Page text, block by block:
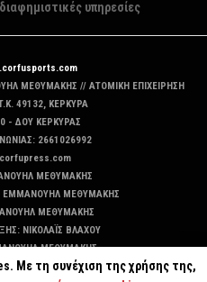
υπηρεσίες
ΜΕΘΥΜΑΚΗΣ // ΑΤΟΜΙΚΗ ΕΠΙΧΕΙΡΗΣΗ
49132, ΚΕΡΚΥΡΑ
- ΔΟΥ ΚΕΡΚΥΡΑΣ
2661026992
ΜΕΘΥΜΑΚΗΣ
ΜΕΘΥΜΑΚΗΣ
ΜΕΘΥΜΑΚΗΣ
ΝΙΚΟΛΑΪΣ ΒΛΑΧΟΥ
ΜΕΘΥΜΑΚΗΣ
ΕΜΜΑΝΟΥΗΛ ΜΕΘΥΜΑΚΗΣ
Με τη συνέχιση της χρήσης της,